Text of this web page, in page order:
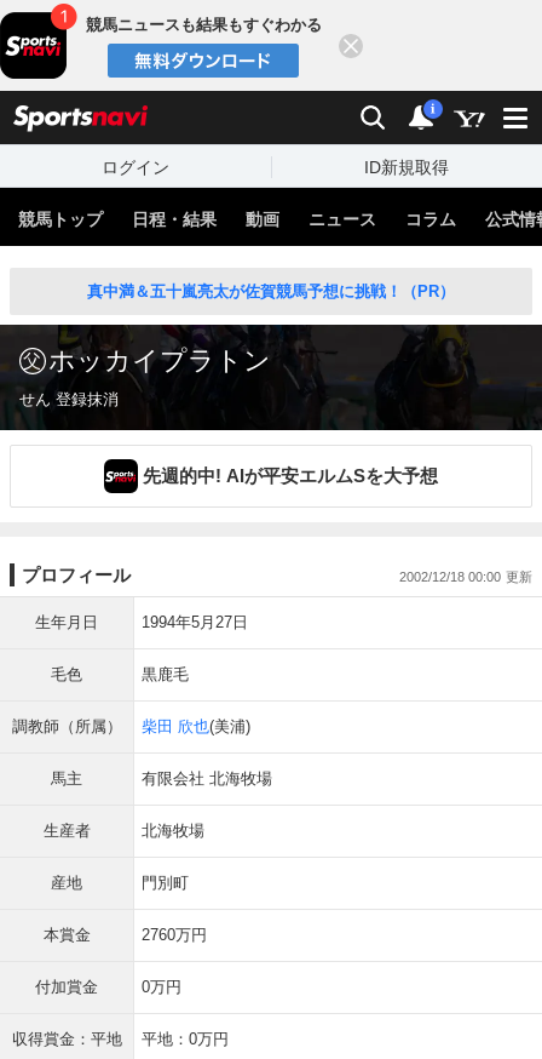
競馬ニュースも結果もすぐわかる
検索 通知
i
ログイン ID新規取得
競馬トップ 日程・結果 動画 ニュース コラム 公式情
真中満＆五十嵐亮太が佐賀競馬予想に挑戦！（PR）
ホッカイプラトン
せん 登録抹消
先週的中! AIが平安エルムSを大予想
プロフィール 2002/12/18 00:00
生年月日 1994年5月27日
毛色 黒鹿毛
調教師（所属） 柴田 欣也(美浦)
馬主 有限会社 北海牧場
生産者 北海牧場
産地 門別町
本賞金 2760万円
付加賞金 0万円
収得賞金：平地 平地：0万円